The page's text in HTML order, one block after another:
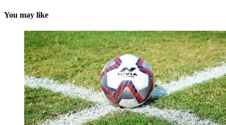
You may like